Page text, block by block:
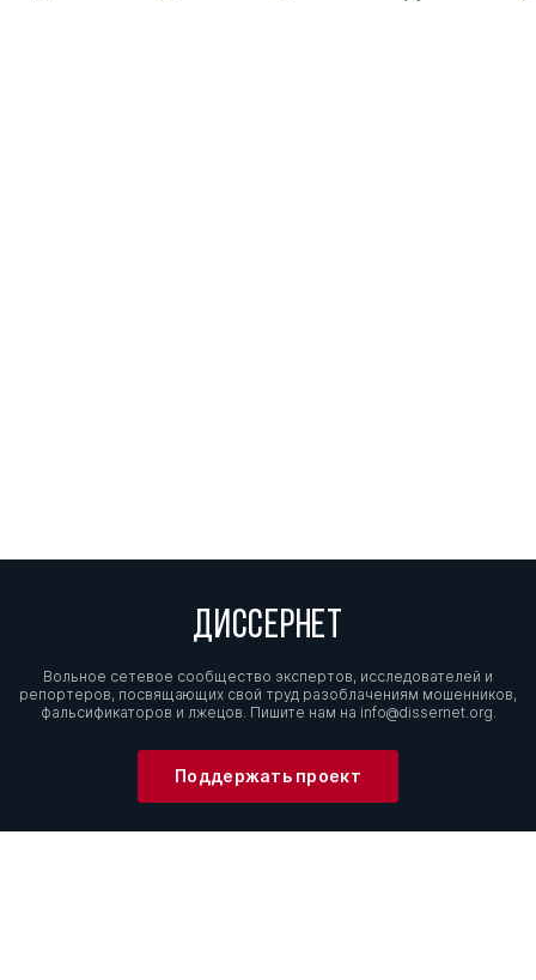
ДИССЕРНЕТ
Вольное сетевое сообщество экспертов, исследователей и
репортеров, посвящающих свой труд разоблачениям мошенников,
фальсификаторов и лжецов. Пишите нам на info@dissernet.org.
Поддержать проект